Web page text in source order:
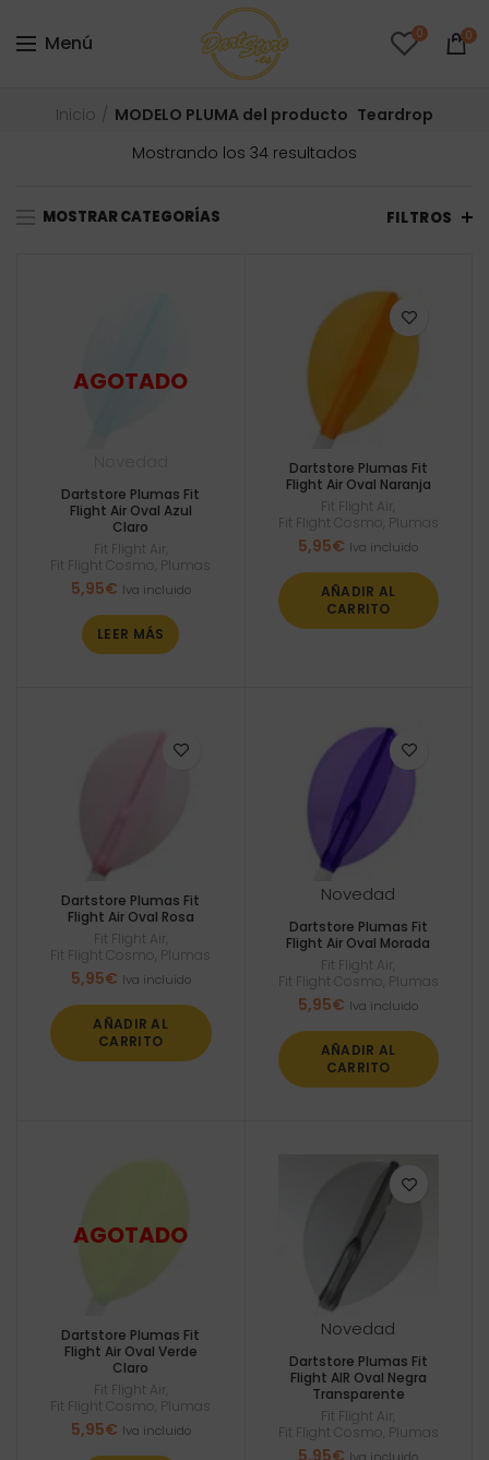
Menú 0 0
Inicio MODELO PLUMA del producto Teardrop
Mostrando los 34 resultados
bajo
MOSTRAR CATEGORÍAS FILTROS
Dartstore Plumas Fit
Flight Air Oval Azul
Claro
Fit Flight Air
Fit Flight Cosmo Plumas
5,95€ Iva incluido
LEER MÁS
Dartstore Plumas Fit
Flight Air Oval Naranja
Fit Flight Air
Fit Flight Cosmo Plumas
5,95€ Iva incluido
AÑADIR AL
CARRITO
Dartstore Plumas Fit
Flight Air Oval Rosa
Fit Flight Air
Fit Flight Cosmo Plumas
5,95€ Iva incluido
AÑADIR AL
CARRITO
Novedad
Dartstore Plumas Fit
Flight Air Oval Morada
Fit Flight Air
Fit Flight Cosmo Plumas
5,95€ Iva incluido
AÑADIR AL
CARRITO
Dartstore Plumas Fit
Flight Air Oval Verde
Claro
Fit Flight Air
Fit Flight Cosmo Plumas
5,95€ Iva incluido
Novedad
Dartstore Plumas Fit
Flight AIR Oval Negra
Transparente
Fit Flight Air
Fit Flight Cosmo Plumas
5,95€ Iva incluido